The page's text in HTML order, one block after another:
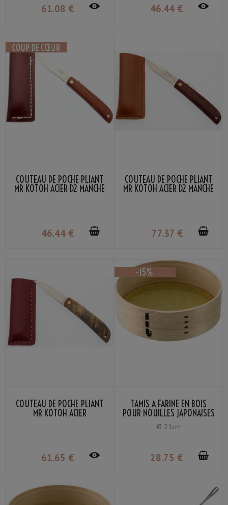
61.08 € 46.44 €
COUTEAU DE POCHE PLIANT
MR KOTOH ACIER D2 MANCHE
46.44 €
COUTEAU DE POCHE PLIANT
MR KOTOH ACIER D2 MANCHE
77.37 €
COUTEAU DE POCHE PLIANT
MR KOTOH ACIER
61.65 €
TAMIS À FARINE EN BOIS
POUR NOUILLES JAPONAISES
MAILLE LAITON 80
Ø 21cm
28.75 €